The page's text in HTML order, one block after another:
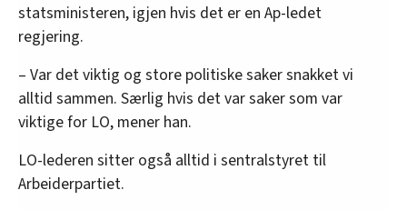
statsministeren, igjen hvis det er en Ap-ledet
regjering.
– Var det viktig og store politiske saker snakket vi
alltid sammen. Særlig hvis det var saker som var
viktige for LO, mener han.
LO-lederen sitter også alltid i sentralstyret til
Arbeiderpartiet.